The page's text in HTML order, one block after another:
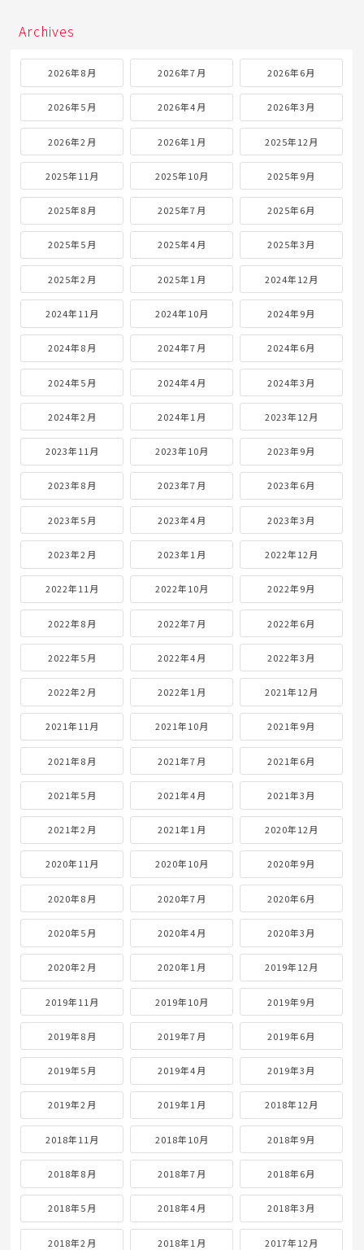
Archives
2026年8月 2026年7月 2026年6月
2026年5月 2026年4月 2026年3月
2026年2月 2026年1月 2025年12月
2025年11月 2025年10月 2025年9月
2025年8月 2025年7月 2025年6月
2025年5月 2025年4月 2025年3月
2025年2月 2025年1月 2024年12月
2024年11月 2024年10月 2024年9月
2024年8月 2024年7月 2024年6月
2024年5月 2024年4月 2024年3月
2024年2月 2024年1月 2023年12月
2023年11月 2023年10月 2023年9月
2023年8月 2023年7月 2023年6月
2023年5月 2023年4月 2023年3月
2023年2月 2023年1月 2022年12月
2022年11月 2022年10月 2022年9月
2022年8月 2022年7月 2022年6月
2022年5月 2022年4月 2022年3月
2022年2月 2022年1月 2021年12月
2021年11月 2021年10月 2021年9月
2021年8月 2021年7月 2021年6月
2021年5月 2021年4月 2021年3月
2021年2月 2021年1月 2020年12月
2020年11月 2020年10月 2020年9月
2020年8月 2020年7月 2020年6月
2020年5月 2020年4月 2020年3月
2020年2月 2020年1月 2019年12月
2019年11月 2019年10月 2019年9月
2019年8月 2019年7月 2019年6月
2019年5月 2019年4月 2019年3月
2019年2月 2019年1月 2018年12月
2018年11月 2018年10月 2018年9月
2018年8月 2018年7月 2018年6月
2018年5月 2018年4月 2018年3月
2018年2月 2018年1月 2017年12月